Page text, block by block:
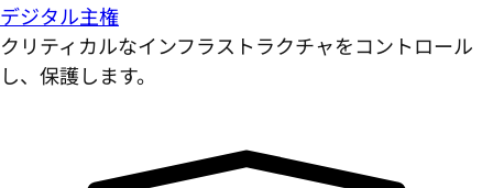
デジタル主権
クリティカルなインフラストラクチャをコントロール
し、保護します。